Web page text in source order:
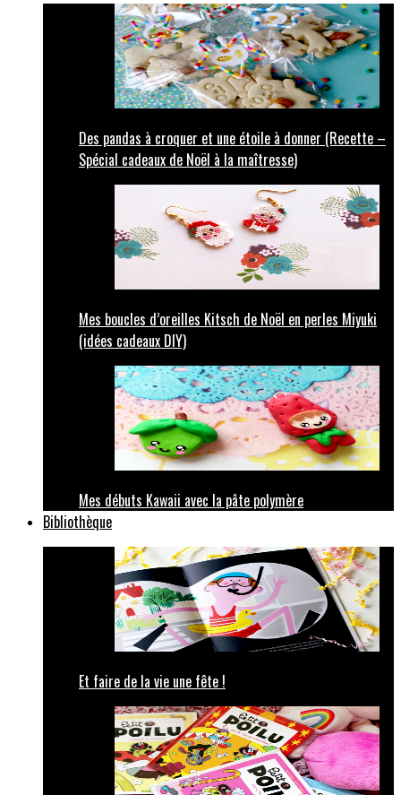
Des pandas à croquer et une étoile à donner (Recette –
Spécial cadeaux de Noël à la maîtresse)
Mes boucles d’oreilles Kitsch de Noël en perles Miyuki
(idées cadeaux DIY)
Mes débuts Kawaii avec la pâte polymère
Bibliothèque
Et faire de la vie une fête !